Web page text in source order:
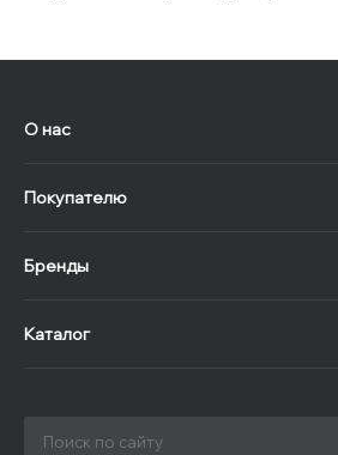
О нас
Покупателю
Бренды
Каталог